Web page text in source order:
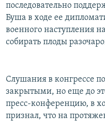
последовательно
Буша в ходе ее
военного наступления
собирать плоды
Слушания в конгрессе
закрытыми, но еще до
пресс-конференцию, в
признал, что на